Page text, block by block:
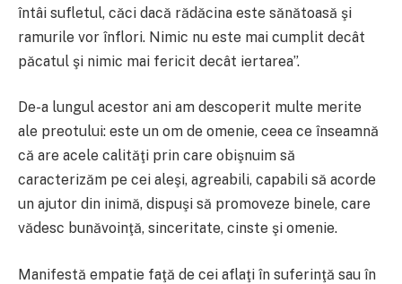
întâi sufletul, căci dacă rădăcina este sănătoasă şi
ramurile vor înflori. Nimic nu este mai cumplit decât
păcatul şi nimic mai fericit decât iertarea”.
De-a lungul acestor ani am descoperit multe merite
ale preotului: este un om de omenie, ceea ce înseamnă
că are acele calităţi prin care obişnuim să
caracterizăm pe cei aleşi, agreabili, capabili să acorde
un ajutor din inimă, dispuşi să promoveze binele, care
vădesc bunăvoinţă, sinceritate, cinste şi omenie.
Manifestă empatie faţă de cei aflaţi în suferinţă sau în